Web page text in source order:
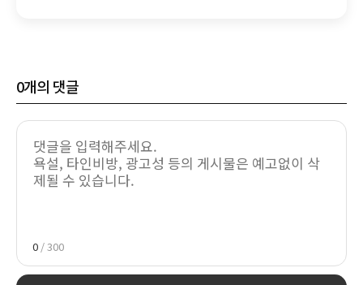
0개의 댓글
0 / 300